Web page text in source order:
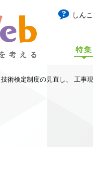
しん
特集
技術検定制度の見直し、 工事